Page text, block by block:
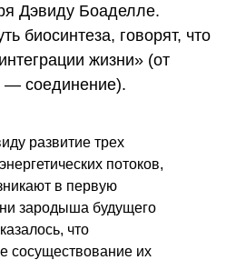
Дэвиду Боаделле.
биосинтеза, говорят, что
жизни» (от
— соединение).
развитие трех
потоков,
в первую
зародыша будущего
что
сосуществование их